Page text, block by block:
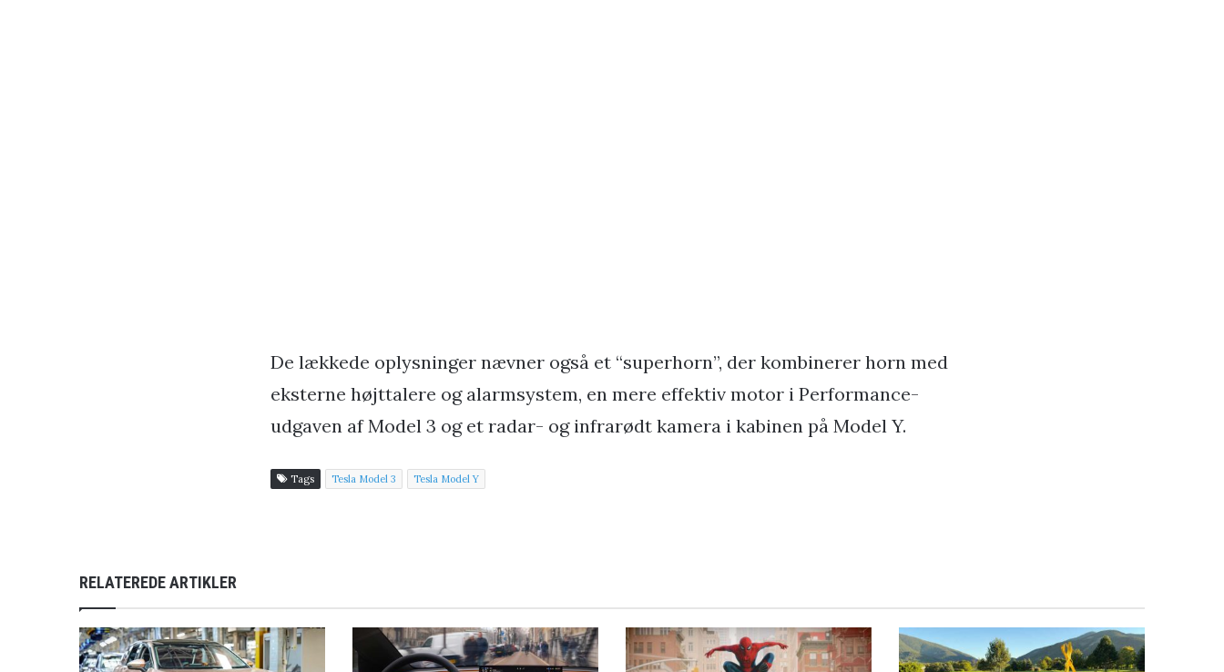
De lækkede oplysninger nævner også et “superhorn”, der kombinerer horn med
eksterne højttalere og alarmsystem, en mere effektiv motor i Performance-
udgaven af ​​Model 3 og et radar- og infrarødt kamera i kabinen på Model Y.
Tags Tesla Model 3 Tesla Model Y
RELATEREDE ARTIKLER